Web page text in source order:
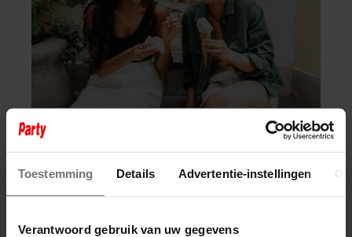
Toestemming Details Advertentie-instellingen
Verantwoord gebruik van uw gegevens
HOE ONGEZOND ZIJN IJSJES?